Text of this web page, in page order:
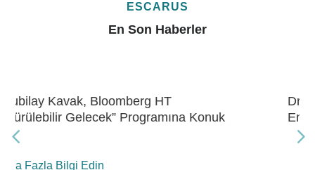
ESCARUS
En Son Haberler
Dr. Kubilay Kavak, Bloomberg HT “Gelecek
Enerji” Programına Konuk Oldu